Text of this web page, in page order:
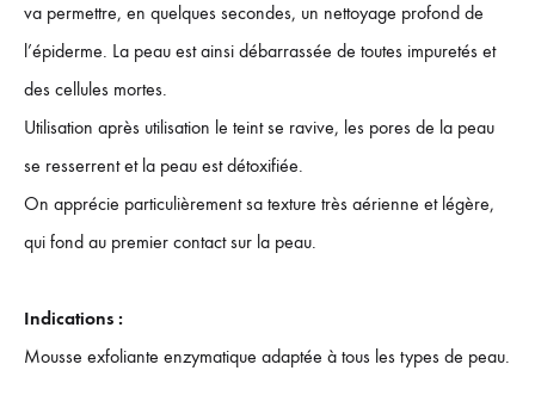
va permettre, en quelques secondes, un nettoyage profond de
l’épiderme. La peau est ainsi débarrassée de toutes impuretés et
des cellules mortes.
Utilisation après utilisation le teint se ravive, les pores de la peau
se resserrent et la peau est détoxifiée.
On apprécie particulièrement sa texture très aérienne et légère,
qui fond au premier contact sur la peau.
Indications :
Mousse exfoliante enzymatique adaptée à tous les types de peau.